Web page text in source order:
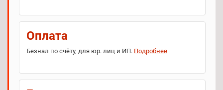
Оплата
Безнал по счёту, для юр. лиц и ИП. Подробнее